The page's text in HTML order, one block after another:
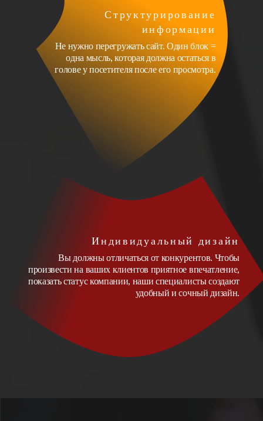
Структурирование
информации
Не нужно перегружать сайт. Один блок =
одна мысль, которая должна остаться в
голове у посетителя после его просмотра.
Индивидуальный дизайн
Вы должны отличаться от конкурентов. Чтобы
произвести на ваших клиентов приятное впечатление,
показать статус компании, наши специалисты создают
удобный и сочный дизайн.